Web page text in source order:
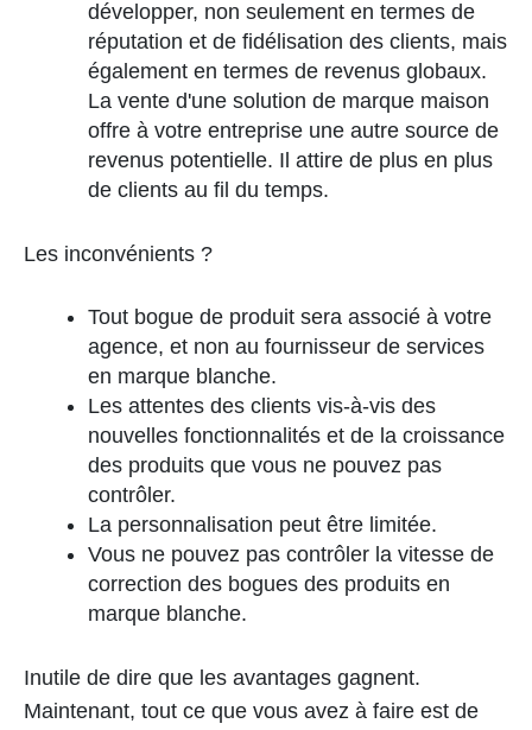
développer, non seulement en termes de
réputation et de fidélisation des clients, mais
également en termes de revenus globaux.
La vente d'une solution de marque maison
offre à votre entreprise une autre source de
revenus potentielle. Il attire de plus en plus
de clients au fil du temps.
Les inconvénients ?
Tout bogue de produit sera associé à votre
agence, et non au fournisseur de services
en marque blanche.
Les attentes des clients vis-à-vis des
nouvelles fonctionnalités et de la croissance
des produits que vous ne pouvez pas
contrôler.
La personnalisation peut être limitée.
Vous ne pouvez pas contrôler la vitesse de
correction des bogues des produits en
marque blanche.
Inutile de dire que les avantages gagnent.
Maintenant, tout ce que vous avez à faire est de